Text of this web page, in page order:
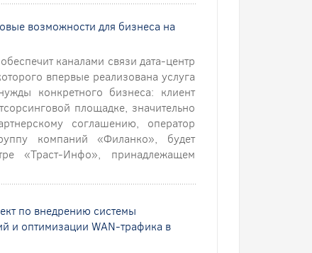
возможности для бизнеса на
каналами связи дата-центр
впервые реализована услуга
конкретного бизнеса: клиент
площадке, значительно
соглашению, оператор
компаний «Филанко», будет
«Траст-Инфо», принадлежащем
по внедрению системы
и оптимизации WAN-трафика в